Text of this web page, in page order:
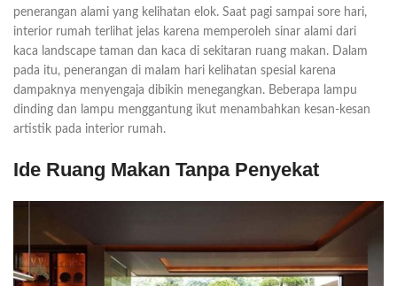
penerangan alami yang kelihatan elok. Saat pagi sampai sore hari,
interior rumah terlihat jelas karena memperoleh sinar alami dari
kaca landscape taman dan kaca di sekitaran ruang makan. Dalam
pada itu, penerangan di malam hari kelihatan spesial karena
dampaknya menyengaja dibikin menegangkan. Beberapa lampu
dinding dan lampu menggantung ikut menambahkan kesan-kesan
artistik pada interior rumah.
Ide Ruang Makan Tanpa Penyekat